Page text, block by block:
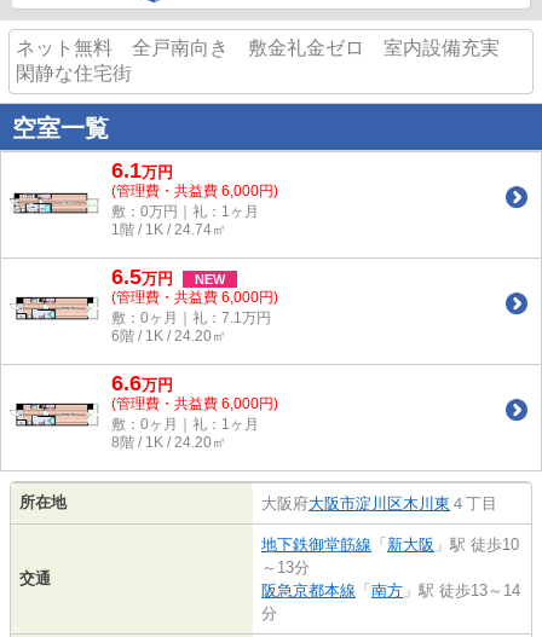
ネット無料 全戸南向き 敷金礼金ゼロ 室内設備充実
閑静な住宅街
空室一覧
6.1万円
(管理費・共益費 6,000円)
敷：0万円｜礼：1ヶ月
1階 / 1K / 24.74㎡
6.5万円 NEW
(管理費・共益費 6,000円)
敷：0ヶ月｜礼：7.1万円
6階 / 1K / 24.20㎡
6.6万円
(管理費・共益費 6,000円)
敷：0ヶ月｜礼：1ヶ月
8階 / 1K / 24.20㎡
所在地 大阪府大阪市淀川区木川東 ４丁目
交通
地下鉄御堂筋線 「 新大阪 」駅 徒歩10
～13分
阪急京都本線 「 南方 」駅 徒歩13～14
分